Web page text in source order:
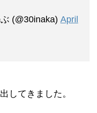
(@30inaka) April
してきました。